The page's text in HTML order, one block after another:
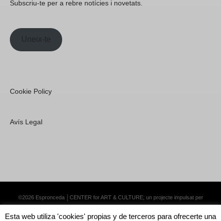
Subscriu-te per a rebre notícies i novetats.
Uneix-te
Cookie Policy
Avís Legal
©2026 Espronceda │CENTER for ART & CULTURE; un projecte impulsat per
Esta web utiliza 'cookies' propias y de terceros para ofrecerte una